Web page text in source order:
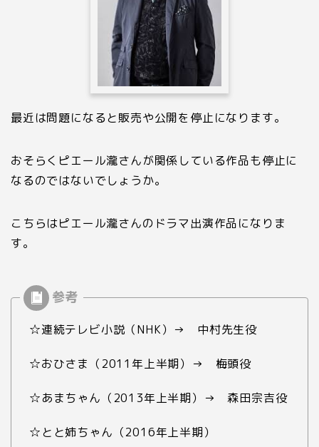
最近は問題になると販売や公開を停止になります。
おそらくピエール瀧さんが関係している作品も停止に
なるのではないでしょうか。
こちらはピエール瀧さんのドラマ出演作品になりま
す。
☆連続テレビ小説（NHK）→ 中村先生役
☆おひさま（2011年上半期）→ 梅頭役
☆あまちゃん（2013年上半期）→ 森田宗吉役
☆とと姉ちゃん（2016年上半期）